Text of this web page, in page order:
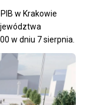
w Krakowie
w dniu 7 sierpnia.